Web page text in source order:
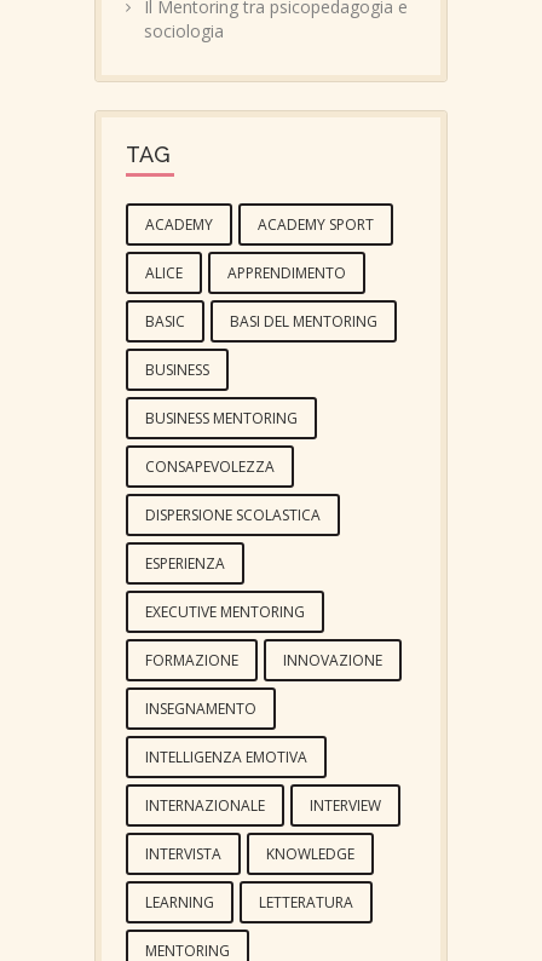
Il Mentoring tra psicopedagogia e
sociologia
TAG
ACADEMY ACADEMY SPORT
ALICE APPRENDIMENTO
BASIC BASI DEL MENTORING
BUSINESS
BUSINESS MENTORING
CONSAPEVOLEZZA
DISPERSIONE SCOLASTICA
ESPERIENZA
EXECUTIVE MENTORING
FORMAZIONE INNOVAZIONE
INSEGNAMENTO
INTELLIGENZA EMOTIVA
INTERNAZIONALE INTERVIEW
INTERVISTA KNOWLEDGE
LEARNING LETTERATURA
MENTORING